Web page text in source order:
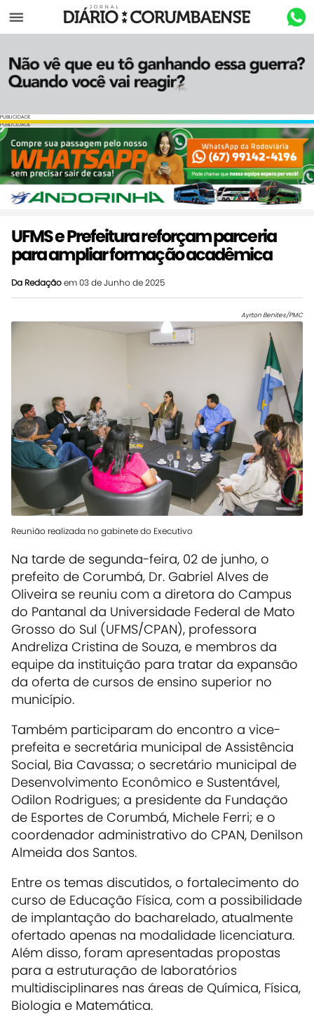
Menu
PUBLICIDADE
PUBLICIDADE
UFMS e Prefeitura reforçam parceria
para ampliar formação acadêmica
Da Redaçãoem 03 de Junho de 2025
Ayrton Benites/PMC
Reunião realizada no gabinete do Executivo
Na tarde de segunda-feira, 02 de junho, o
prefeito de Corumbá, Dr. Gabriel Alves de
Oliveira se reuniu com a diretora do Campus
do Pantanal da Universidade Federal de Mato
Grosso do Sul (UFMS/CPAN), professora
Andreliza Cristina de Souza, e membros da
equipe da instituição para tratar da expansão
da oferta de cursos de ensino superior no
município.
Também participaram do encontro a vice-
prefeita e secretária municipal de Assistência
Social, Bia Cavassa; o secretário municipal de
Desenvolvimento Econômico e Sustentável,
Odilon Rodrigues; a presidente da Fundação
de Esportes de Corumbá, Michele Ferri; e o
coordenador administrativo do CPAN, Denilson
Almeida dos Santos.
Entre os temas discutidos, o fortalecimento do
curso de Educação Física, com a possibilidade
de implantação do bacharelado, atualmente
ofertado apenas na modalidade licenciatura.
Além disso, foram apresentadas propostas
para a estruturação de laboratórios
multidisciplinares nas áreas de Química, Física,
Biologia e Matemática.